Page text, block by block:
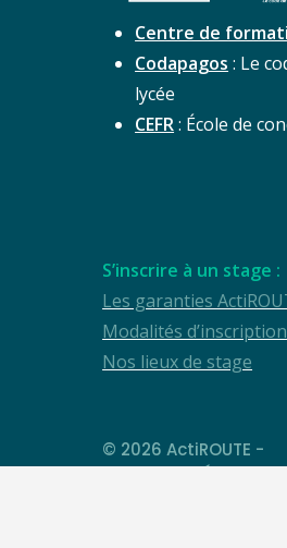
Centre de
Codapagos : Le
lycée
CEFR: École de
S’inscrire à un stage :
Les garanties
Modalités d’inscription
Nos lieux de stage
© 2026 ActiROUTE -
Institut de